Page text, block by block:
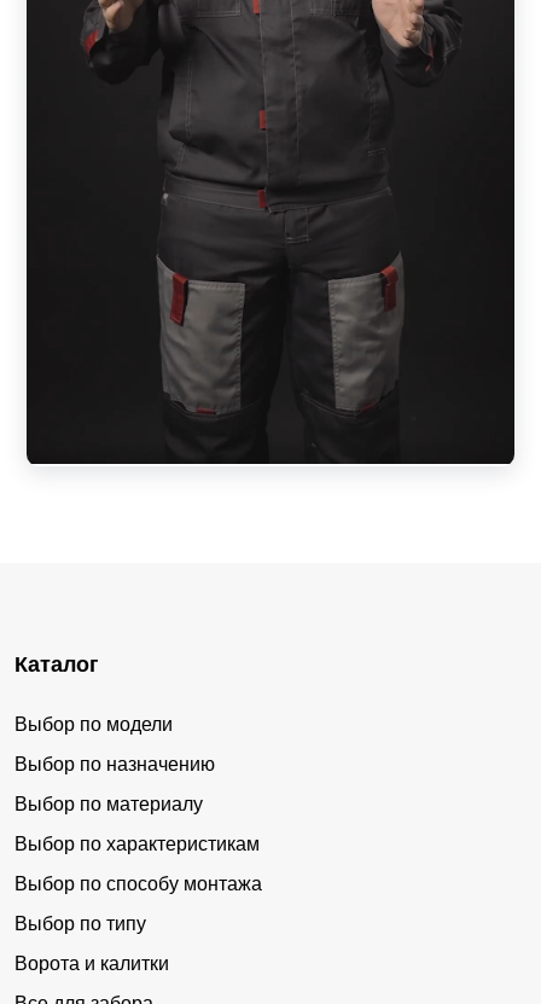
Каталог
Выбор по модели
Выбор по назначению
Выбор по материалу
Выбор по характеристикам
Выбор по способу монтажа
Выбор по типу
Ворота и калитки